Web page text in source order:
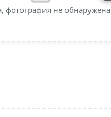
фотография не обнаружена